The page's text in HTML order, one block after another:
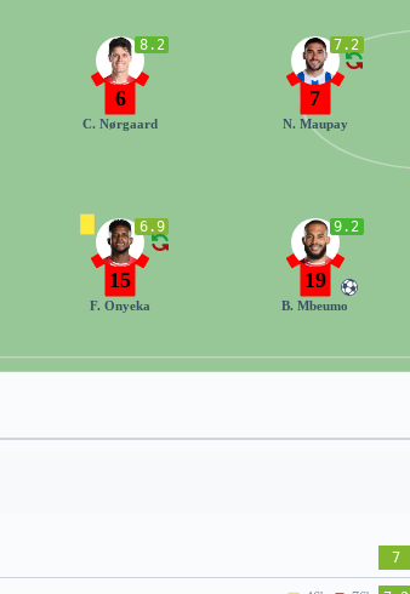
8.2
6
C. Nørgaard
6.9
15
F. Onyeka
7.2
7
N. Maupay
9.2
19
B. Mbeumo
7